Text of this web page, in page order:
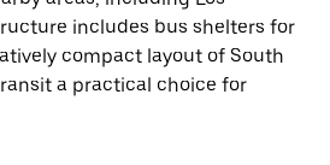
includes bus shelters for
compact layout of South
a practical choice for